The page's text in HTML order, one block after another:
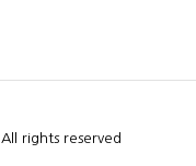
rights reserved